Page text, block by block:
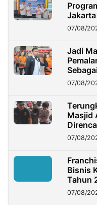
07/08/
Jadi
07/08/
Masjid
07/08/
Bisnis
Tahun
07/08/